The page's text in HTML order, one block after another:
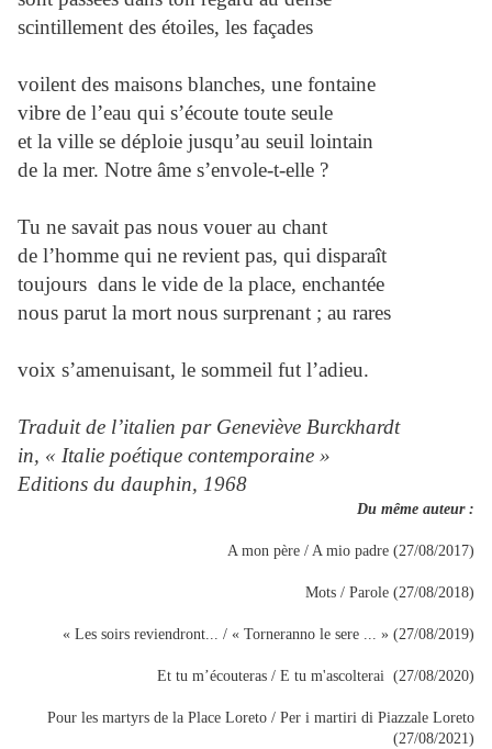
scintillement des étoiles, les façades
voilent des maisons blanches, une fontaine
vibre de l’eau qui s’écoute toute seule
et la ville se déploie jusqu’au seuil lointain
de la mer. Notre âme s’envole-t-elle ?
Tu ne savait pas nous vouer au chant
de l’homme qui ne revient pas, qui disparaît
toujours dans le vide de la place, enchantée
nous parut la mort nous surprenant ; au rares
voix s’amenuisant, le sommeil fut l’adieu.
Traduit de l’italien par Geneviève Burckhardt
in, « Italie poétique contemporaine »
Editions du dauphin, 1968
Du même auteur :
A mon père / A mio padre (27/08/2017)
Mots / Parole (27/08/2018)
« Les soirs reviendront... / « Torneranno le sere ... » (27/08/2019)
Et tu m’écouteras / E tu m'ascolterai (27/08/2020)
Pour les martyrs de la Place Loreto / Per i martiri di Piazzale Loreto
(27/08/2021)